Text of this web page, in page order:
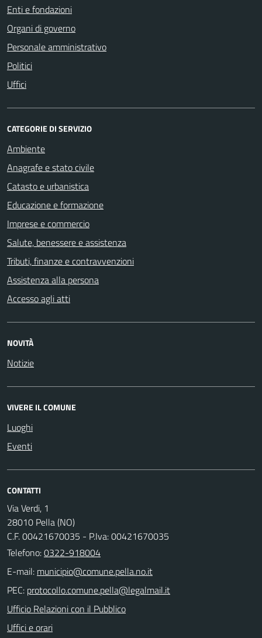
Enti e fondazioni
Organi di governo
Personale amministrativo
Politici
Uffici
CATEGORIE DI SERVIZIO
Ambiente
Anagrafe e stato civile
Catasto e urbanistica
Educazione e formazione
Imprese e commercio
Salute, benessere e assistenza
Tributi, finanze e contravvenzioni
Assistenza alla persona
Accesso agli atti
NOVITÀ
Notizie
VIVERE IL COMUNE
Luoghi
Eventi
CONTATTI
Via Verdi, 1
28010 Pella (NO)
C.F. 00421670035 - P.Iva: 00421670035
Telefono:0322-918004
E-mail:
PEC:
Ufficio Relazioni con il Pubblico
Uffici e orari